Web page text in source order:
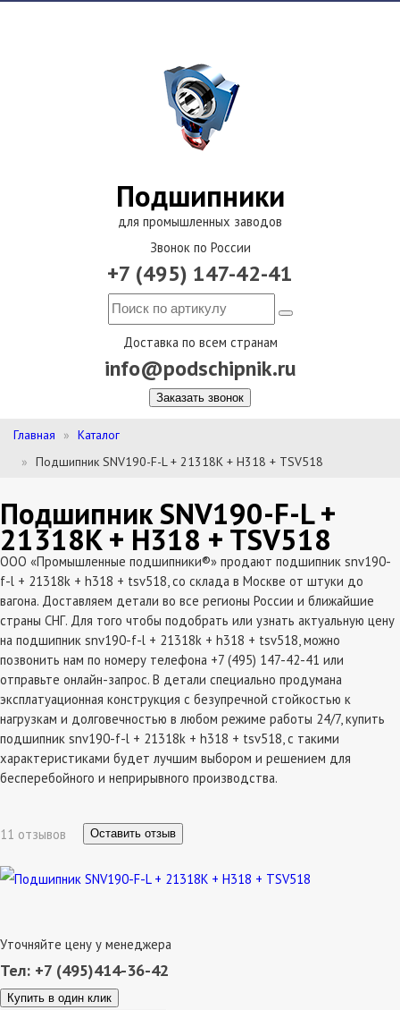
Подшипники
для промышленных заводов
Звонок по России
+7 (495) 147-42-41
Доставка по всем странам
info@podschipnik.ru
Заказать звонок
Главная
Каталог
Подшипник SNV190-F-L + 21318K + H318 + TSV518
Подшипник SNV190-F-L +
21318K + H318 + TSV518
ООО «Промышленные подшипники®» продают подшипник snv190-
f-l + 21318k + h318 + tsv518, со склада в Москве от штуки до
вагона. Доставляем детали во все регионы России и ближайшие
страны СНГ. Для того чтобы подобрать или узнать актуальную цену
на подшипник snv190-f-l + 21318k + h318 + tsv518, можно
позвонить нам по номеру телефона +7 (495) 147-42-41 или
отправьте онлайн-запрос. В детали специально продумана
эксплатуационная конструкция с безупречной стойкостью к
нагрузкам и долговечностью в любом режиме работы 24/7, купить
подшипник snv190-f-l + 21318k + h318 + tsv518, с такими
характеристиками будет лучшим выбором и решением для
бесперебойного и неприрывного производства.
11 отзывов Оставить отзыв
Уточняйте цену у менеджера
Тел: +7 (495)414-36-42
Купить в один клик